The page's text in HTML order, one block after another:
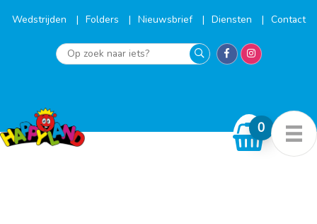
naarWedstrijden Folders Nieuwsbrief Diensten Contact
Op